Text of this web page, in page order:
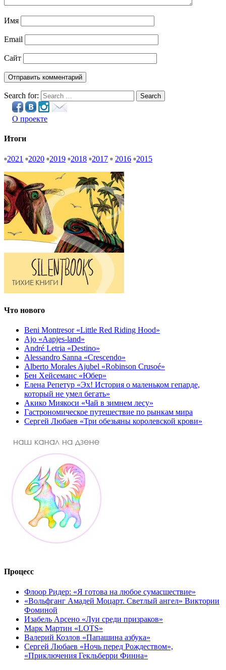
Имя
Email
Сайт
Search for: Search
О проекте
Итоги
▫2021 ▫2020 ▫2019 ▫2018 ▫2017 ▫ 2016 ▫2015
Что нового
Beni Montresor «Little Red Riding Hood»
Ajo «Aapjes-land»
André Letria «Destino»
Alessandro Sanna «Crescendo»
Alberto Morales Ajubel «Robinson Crusoé»
Бен Хейсеманс «Юбер»
Елена Репетур «Эх! История о маленьком гепарде,
который не умел бегать»
Акико Миякоси «Чай в зимнем лесу»
Гастрономическое путешествие по рынкам мира
Сергей Любаев «Три обезьяны королевской крови»
Процесс
Флоор Ридер: «Я готова на любое сумасшествие»
«Вольфганг Амадей Моцарт. Светлый ангел» Виктории
Фоминой
Изабель Арсено «Луи среди призраков»
Марк Мартин «LOTS»
Валерий Козлов «Папашина азбука»
Сергей Любаев «Ночь перед Рождеством»,
«Приключения Гекльберри Финна»